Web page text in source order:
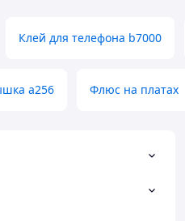
Клей для телефона b7000
a256 Флюс на платах